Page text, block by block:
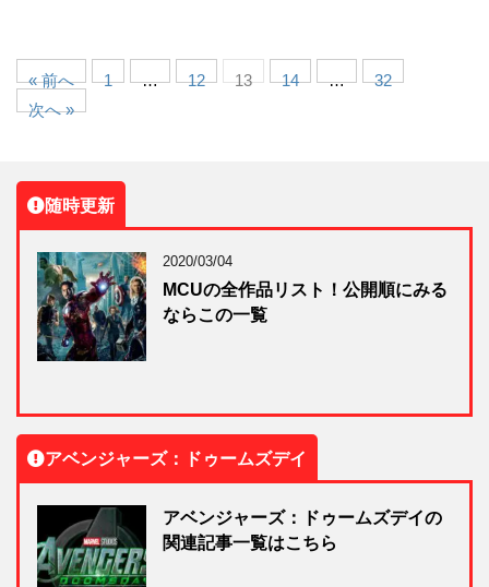
« 前へ 1 … 12 13 14 …
32
次へ »
随時更新
2020/03/04
MCUの全作品リスト！公開順にみる
ならこの一覧
アベンジャーズ：ドゥームズデイ
アベンジャーズ：ドゥームズデイの
関連記事一覧はこちら